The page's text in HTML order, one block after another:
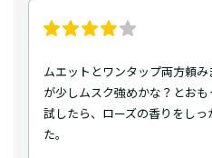
ムエットとワンタップ両方頼
が少しムスク強めかな？とお
試したら、ローズの香りをし
た。